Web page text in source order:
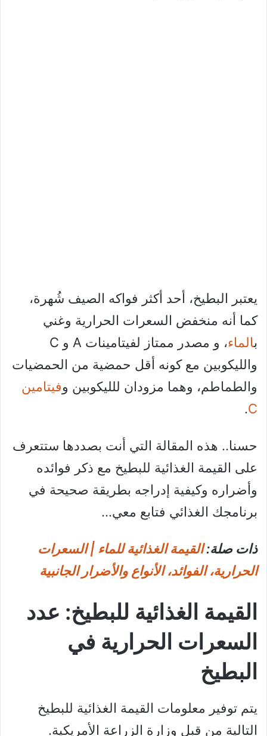
يعتبر البطيخ، أحد أكثر فواكه الصيف شُهرة،
كما أنه منخفض السعرات الحرارية وغني
بالماء
، و مصدر ممتاز لفيتامينات A و C
والليكوبين مع كونه أقل حمضية من الحمضيات
والطماطم، وهما مزودان للليكوبين وفيتامين
C
.
حسنا.. هذه المقالة التي أنت بصددها ستتعرف
على القيمة الغذائية للبطيخ مع ذكر فوائده
وأضراره وكيفية إدراجه بطريقة صحيحة في
برنامجك الغذائي فتابع معي…
ذات صلة:القيمة الغذائية للماء | السعرات
الحرارية، الفوائد، الأنواع والأضرار الجانبية
القيمة الغذائية للبطيخ: عدد
السعرات الحرارية في
البطيخ
يتم توفير معلومات القيمة الغذائية للبطيخ
التالية من قبل وزارة الزراعة الأمريكية.